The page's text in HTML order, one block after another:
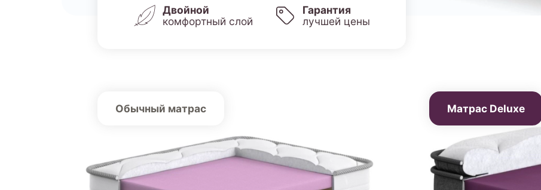
Двойной
комфортный слой
Гарантия
лучшей цены
Обычный матрас Матрас Deluxe